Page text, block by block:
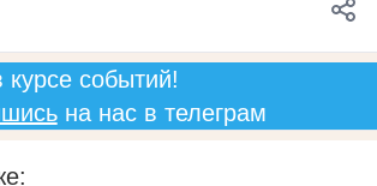
курсе событий!
на нас в телеграм